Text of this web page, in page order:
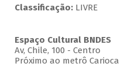
Classificação:LIVRE
Espaço Cultural BNDES
Av, Chile, 100 - Centro
Próximo ao metrô Carioca